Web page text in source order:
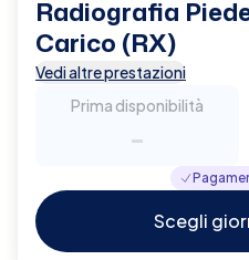
Radiografia
Carico (RX)
Vedi altre prestazioni
Prima disponibilità
-
Scegli